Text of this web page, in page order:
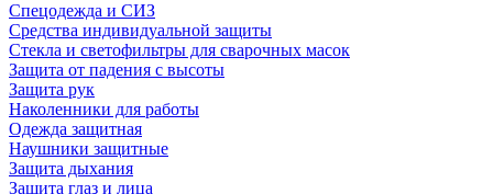
Спецодежда и СИЗ
Средства индивидуальной защиты
Стекла и светофильтры для сварочных масок
Защита от падения с высоты
Защита рук
Наколенники для работы
Одежда защитная
Наушники защитные
Защита дыхания
Защита глаз и лица